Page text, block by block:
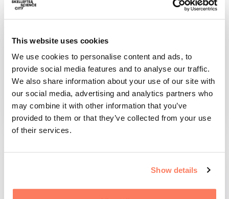
This website uses cookies
We use cookies to personalise content and ads, to
provide social media features and to analyse our traffic.
We also share information about your use of our site with
our social media, advertising and analytics partners who
may combine it with other information that you’ve
provided to them or that they’ve collected from your use
of their services.
Show details
både kan komma igång med och ta tillvara på
INNOVATIONSANALYSEN
Nyfiken på att skapa
liknande processer i din
organisation? Kontakta: